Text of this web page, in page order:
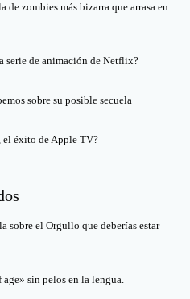
de zombies más bizarra que arrasa en
serie de animación de Netflix?
sobre su posible secuela
el éxito de Apple TV?
sobre el Orgullo que deberías estar
sin pelos en la lengua.